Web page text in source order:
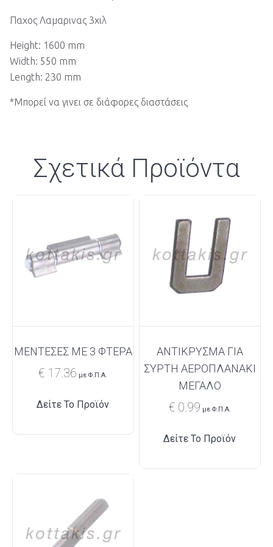
Παχος Λαμαρινας 3χιλ
Height: 1600 mm
Width: 550 mm
Length: 230 mm
*Μπορεί να γινει σε διάφορες διαστάσεις
Σχετικά Προϊόντα
ΜΕΝΤΕΣΕΣ ΜΕ 3 ΦΤΕΡΑ
€ 17.36 με Φ.Π.Α.
Δείτε Το Προϊόν
ΑΝΤΙΚΡΥΣΜΑ ΓΙΑ
ΣΥΡΤΗ ΑΕΡΟΠΛΑΝΑΚΙ
ΜΕΓΑΛΟ
€0.99 με Φ.Π.Α.
Δείτε Το Προϊόν